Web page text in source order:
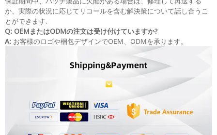
か、実際の状況に応じてリコールを含む解決策について話し合うこ
とができます.
Q: OEMまたはODMの注文は受け付けていますか?
A: お客様のロゴや梱包デザインでOEM、ODMを承ります。